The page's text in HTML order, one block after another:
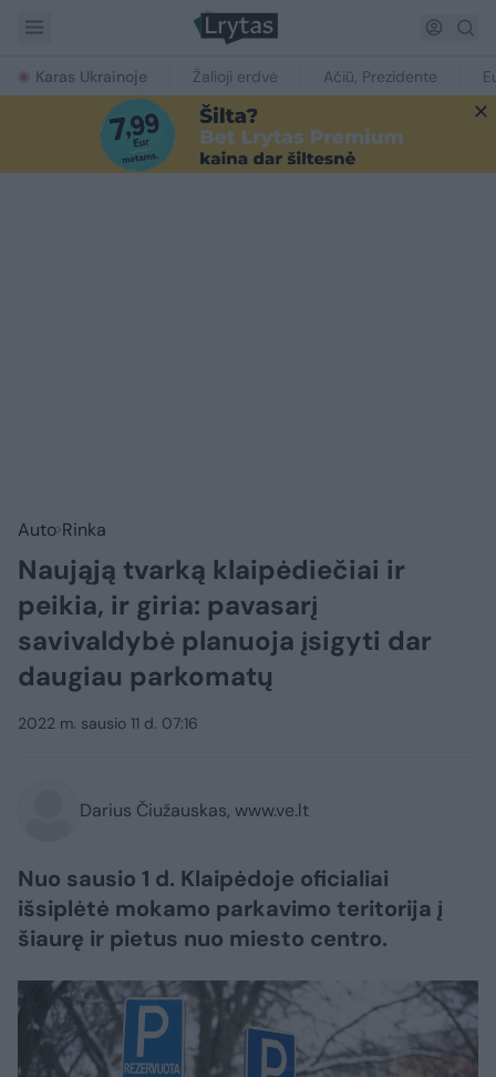
Karas Ukrainoje Žalioji erdvė Ačiū, Prezidente
Auto Rinka
Naująją tvarką klaipėdiečiai ir
peikia, ir giria: pavasarį
savivaldybė planuoja įsigyti dar
daugiau parkomatų
2022 m. sausio 11 d. 07:16
Darius Čiužauskas, www.ve.lt
Nuo sausio 1 d. Klaipėdoje oficialiai
išsiplėtė mokamo parkavimo teritorija į
šiaurę ir pietus nuo miesto centro.